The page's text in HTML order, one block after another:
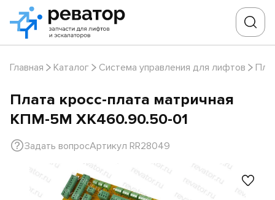
Главная Каталог Система управления для лифтов
Плата кросс-плата матричная
КПМ-5М ХК460.90.50-01
Задать вопросАртикул RR28049